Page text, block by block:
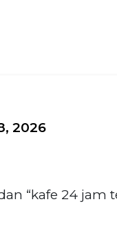
2026
“kafe 24